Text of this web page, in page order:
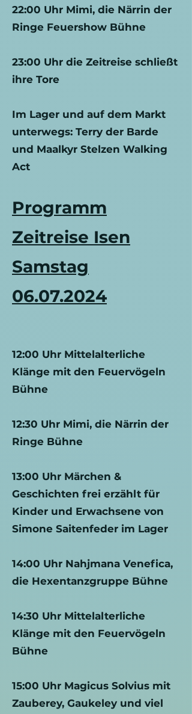
22:00 Uhr Mimi, die Närrin der
Ringe Feuershow Bühne
23:00 Uhr die Zeitreise schließt
ihre Tore
Im Lager und auf dem Markt
unterwegs: Terry der Barde
und Maalkyr Stelzen Walking
Act
Programm
Zeitreise Isen
Samstag
06.07.2024
12:00 Uhr Mittelalterliche
Klänge mit den Feuervögeln
Bühne
12:30 Uhr Mimi, die Närrin der
Ringe Bühne
13:00 Uhr Märchen &
Geschichten frei erzählt für
Kinder und Erwachsene von
Simone Saitenfeder im Lager
14:00 Uhr Nahjmana Venefica,
die Hexentanzgruppe Bühne
14:30 Uhr Mittelalterliche
Klänge mit den Feuervögeln
Bühne
15:00 Uhr Magicus Solvius mit
Zauberey, Gaukeley und viel